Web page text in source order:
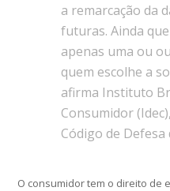
a remarcação da
futuras. Ainda
apenas uma ou
quem escolhe a
afirma Instituto
Consumidor
Código de
O consumidor tem o direito de